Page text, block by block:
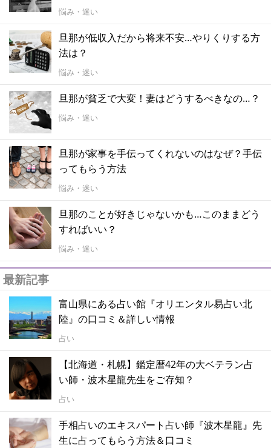
悩み・迷い
旦那が低収入だから将来不安…やりくりする方
法は？
悩み・迷い
旦那が貧乏で大変！妻はどうするべきなの…？
悩み・迷い
旦那が家事を手伝ってくれないのはなぜ？手伝
ってもらう方法
悩み・迷い
旦那のことが好きじゃないかも…このままどう
すればいい？
悩み・迷い
最新記事
富山県にある占い館『オリエンタル易占い北
陸』の口コミ＆詳しい情報
占い
【北海道・札幌】鑑定暦42年の大ベテラン占
い師・波木星龍先生をご存知？
占い
手相占いのエキスパート占い師『波木星龍』先
生に占ってもらう方法＆口コミ